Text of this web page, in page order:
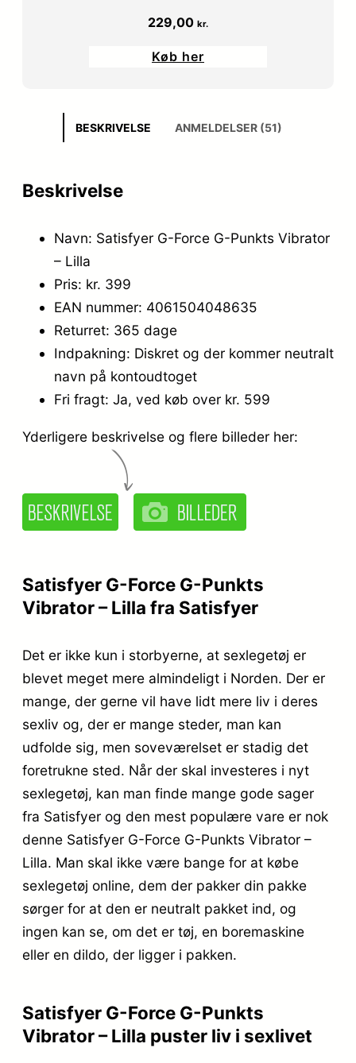
229,00 kr.
Køb her
BESKRIVELSE ANMELDELSER (51)
Beskrivelse
Navn: Satisfyer G-Force G-Punkts Vibrator
– Lilla
Pris: kr. 399
EAN nummer: 4061504048635
Returret: 365 dage
Indpakning: Diskret og der kommer neutralt
navn på kontoudtoget
Fri fragt: Ja, ved køb over kr. 599
Yderligere beskrivelse og flere billeder her:
Satisfyer G-Force G-Punkts
Vibrator – Lilla fra Satisfyer
Det er ikke kun i storbyerne, at sexlegetøj er
blevet meget mere almindeligt i Norden. Der er
mange, der gerne vil have lidt mere liv i deres
sexliv og, der er mange steder, man kan
udfolde sig, men soveværelset er stadig det
foretrukne sted. Når der skal investeres i nyt
sexlegetøj, kan man finde mange gode sager
fra Satisfyer og den mest populære vare er nok
denne Satisfyer G-Force G-Punkts Vibrator –
Lilla. Man skal ikke være bange for at købe
sexlegetøj online, dem der pakker din pakke
sørger for at den er neutralt pakket ind, og
ingen kan se, om det er tøj, en boremaskine
eller en dildo, der ligger i pakken.
Satisfyer G-Force G-Punkts
Vibrator – Lilla puster liv i sexlivet